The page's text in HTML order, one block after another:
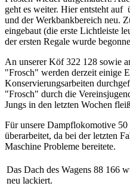
geht es weiter. Hier entsteht auf
und der Werkbankbereich neu.
eingebaut (die erste Lichtleiste
der ersten Regale wurde
An unserer Köf 322 128 sowie
"Frosch" werden derzeit einige
Konservierungsarbeiten
"Frosch" durch die
Jungs in den letzten Wochen
Für unsere Dampflokomotive
überarbeitet, da bei der letzten
Maschine Probleme bereitete.
Das Dach des Wagens 88 166
neu lackiert.